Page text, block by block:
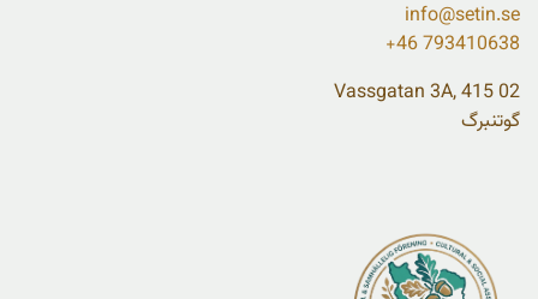
info@setin.se
+46 793410638
Vassgatan 3A, 415 02
گوتنبرگ